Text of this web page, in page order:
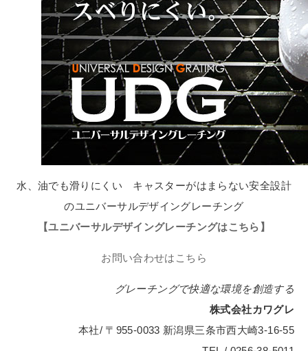
水、油でも滑りにくい キャスターがはまらない安全設計
のユニバーサルデザイングレーチング
【ユニバーサルデザイングレーチングはこちら】
お問い合わせはこちら
グレーチングで快適な環境を創造する
株式会社カワグレ
本社/ 〒955-0033 新潟県三条市西大崎3-16-55